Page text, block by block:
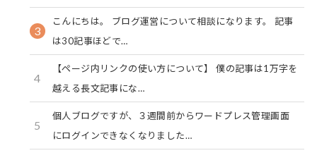
3
こんにちは。 ブログ運営について相談になります。 記事
は30記事ほどで…
4
【ページ内リンクの使い方について】 僕の記事は1万字を
越える長文記事にな…
5
個人ブログですが、３週間前からワードプレス管理画面
にログインできなくなりました…